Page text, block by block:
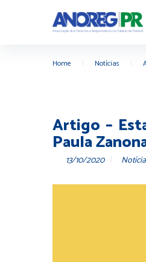
Home Notícias
Artigo –
Paula
13/10/2020